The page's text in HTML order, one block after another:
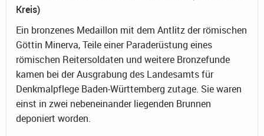
Kreis)
Ein bronzenes Medaillon mit dem Antlitz der römischen
Göttin Minerva, Teile einer Paraderüstung eines
römischen Reitersoldaten und weitere Bronzefunde
kamen bei der Ausgrabung des Landesamts für
Denkmalpflege Baden-Württemberg zutage. Sie waren
einst in zwei nebeneinander liegenden Brunnen
deponiert worden.